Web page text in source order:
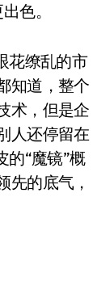
色。
花缭乱的市
知道，整个
术，但是企
人还停留在
的“魔镜”概
先的底气，